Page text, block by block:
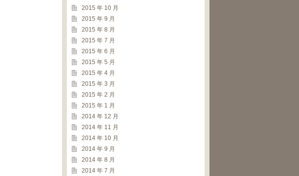
2015 年 10 月
2015 年 9 月
2015 年 8 月
2015 年 7 月
2015 年 6 月
2015 年 5 月
2015 年 4 月
2015 年 3 月
2015 年 2 月
2015 年 1 月
2014 年 12 月
2014 年 11 月
2014 年 10 月
2014 年 9 月
2014 年 8 月
2014 年 7 月